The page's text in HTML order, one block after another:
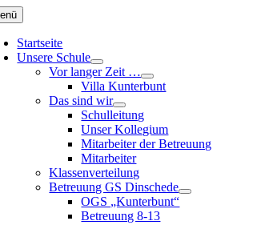
Zum
Inhalt
springen
Startseite
Unsere Schule
Vor langer Zeit …
Villa Kunterbunt
Das sind wir
Schulleitung
Unser Kollegium
Mitarbeiter der Betreuung
Mitarbeiter
Klassenverteilung
Betreuung GS Dinschede
OGS „Kunterbunt“
Betreuung 8-13